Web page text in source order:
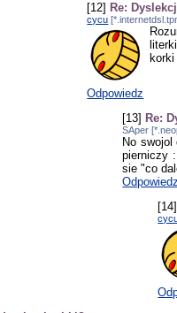
[12] Re:
cycu
Odpowiedz
[13] Re:
SAper
No
pierniczy
sie "co